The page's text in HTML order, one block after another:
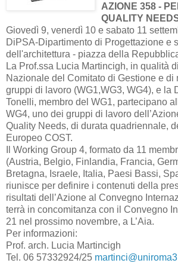
AZIONE 358 -
QUALITY
Giovedì 9, venerdì 10 e sabato 11
DiPSA-Dipartimento di Progettazione e
dell'architettura - piazza della
La Prof.ssa Lucia Martincigh, in qualità
Nazionale del Comitato di Gestione e di
gruppi di lavoro (WG1,WG3, WG4), e la
Tonelli, membro del WG1, partecipano
WG4, uno dei gruppi di lavoro
Quality Needs, di durata quadriennale,
Europeo COST.
Il Working Group 4, formato da 11
(Austria, Belgio, Finlandia, Francia,
Bretagna, Israele, Italia, Paesi Bassi,
riunisce per definire i contenuti della
risultati dell’Azione al Convegno
terrà in concomitanza con il Convegno
21 nel prossimo novembre, a L’Aia.
Per informazioni:
Prof. arch. Lucia Martincigh
Tel. 06 57332924/25